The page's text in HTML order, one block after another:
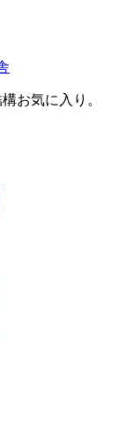
お気に入り。